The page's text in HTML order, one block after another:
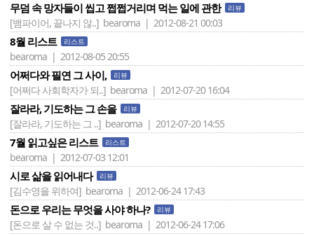
무덤 속 망자들이 씹고 쩝쩝거리며 먹는 일에 관한 리뷰
[뱀파이어, 끝나지 않..] bearoma | 2012-08-21 00:03
8월 리스트 리스트
bearoma | 2012-08-05 20:55
어쩌다와 필연 그 사이, 리뷰
[어쩌다 사회학자가 되..] bearoma | 2012-07-20 16:04
잘라라, 기도하는 그 손을 리뷰
[잘라라, 기도하는 그 ..] bearoma | 2012-07-20 14:55
7월 읽고싶은 리스트 리스트
bearoma | 2012-07-03 12:01
시로 삶을 읽어내다 리뷰
[김수영을 위하여] bearoma | 2012-06-24 17:43
돈으로 우리는 무엇을 사야 하나? 리뷰
[돈으로 살 수 없는 것..] bearoma | 2012-06-24 17:06